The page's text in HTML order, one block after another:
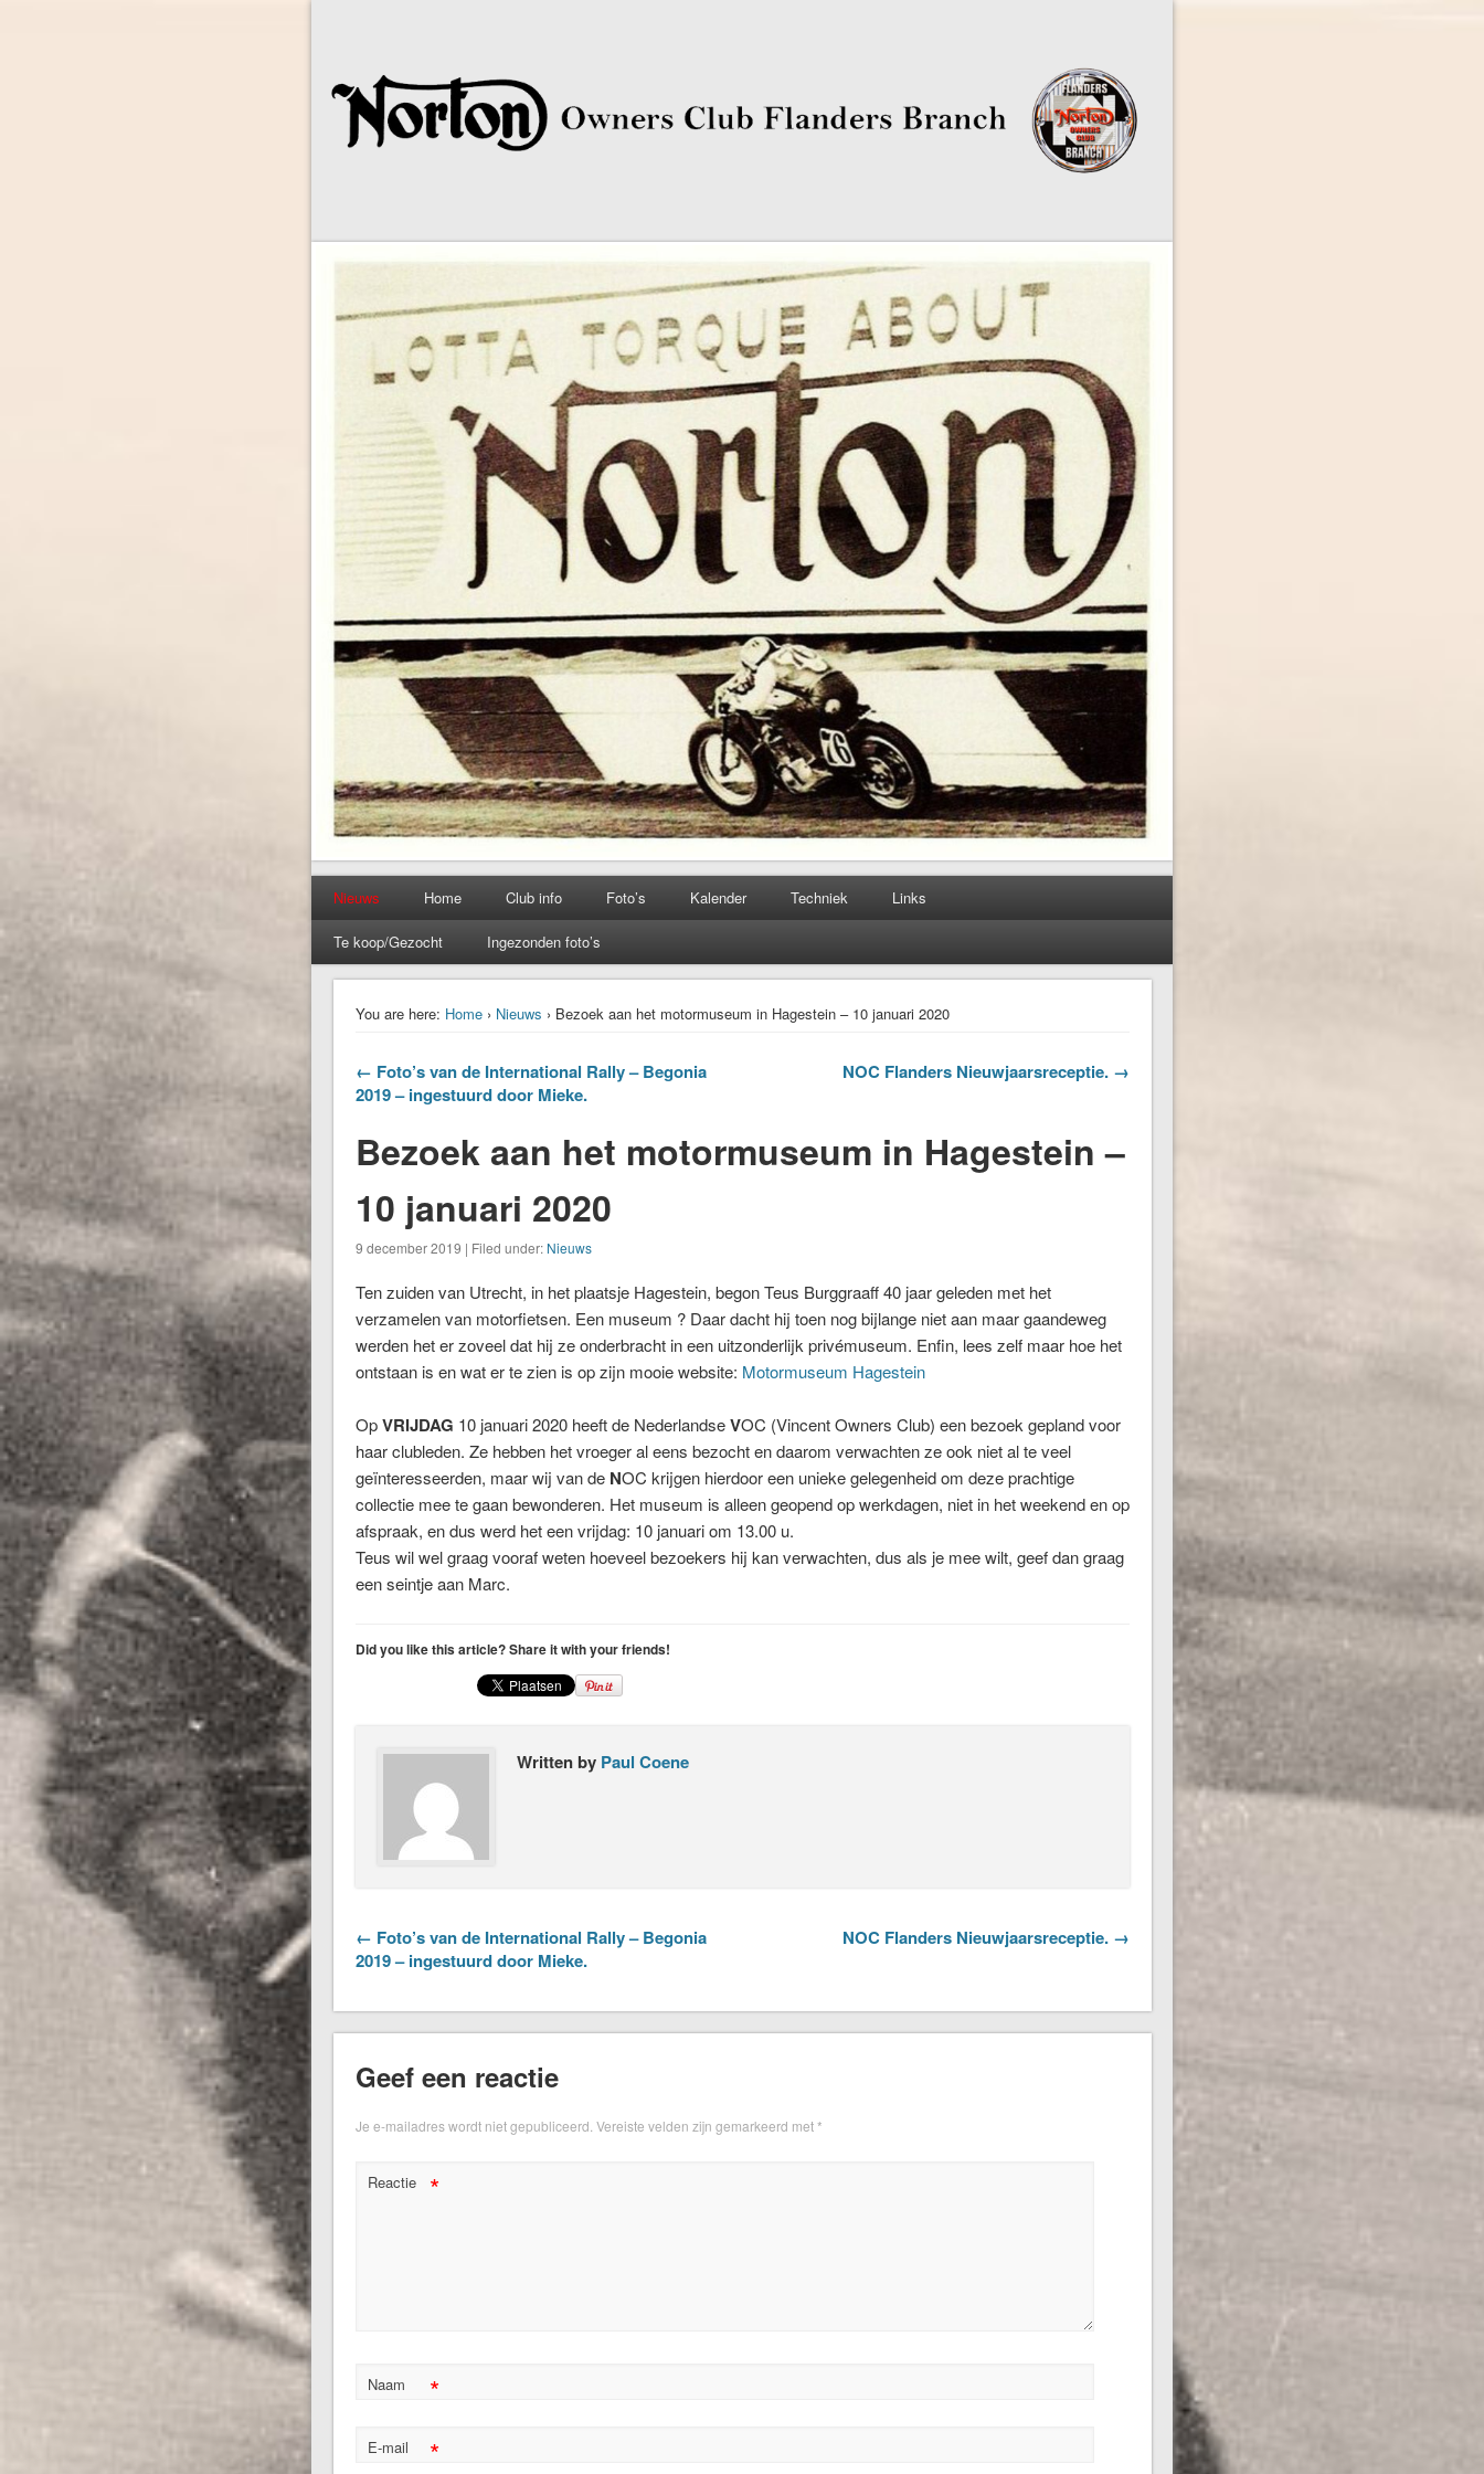
Norton Owners Club Flanders Branch
Nieuws Home Club info Foto’s Kalender Techniek Links
Te koop/Gezocht Ingezonden foto’s
You are here: Home› Nieuws › Bezoek aan het motormuseum in Hagestein – 10 januari 2020
← Foto’s van de International Rally – Begonia
2019 – ingestuurd door Mieke.
NOC Flanders Nieuwjaarsreceptie. →
Bezoek aan het motormuseum in Hagestein –
10 januari 2020
9 december 2019 | Filed under: Nieuws
Ten zuiden van Utrecht, in het plaatsje Hagestein, begon Teus Burggraaff 40 jaar geleden met het
verzamelen van motorfietsen. Een museum ? Daar dacht hij toen nog bijlange niet aan maar gaandeweg
werden het er zoveel dat hij ze onderbracht in een uitzonderlijk privémuseum. Enfin, lees zelf maar hoe het
ontstaan is en wat er te zien is op zijn mooie website: Motormuseum Hagestein
OpVRIJDAG 10 januari 2020 heeft de NederlandseVOC (Vincent Owners Club) een bezoek gepland voor
haar clubleden. Ze hebben het vroeger al eens bezocht en daarom verwachten ze ook niet al te veel
geïnteresseerden, maar wij van de NOC krijgen hierdoor een unieke gelegenheid om deze prachtige
collectie mee te gaan bewonderen. Het museum is alleen geopend op werkdagen, niet in het weekend en op
afspraak, en dus werd het een vrijdag: 10 januari om 13.00 u.
Teus wil wel graag vooraf weten hoeveel bezoekers hij kan verwachten, dus als je mee wilt, geef dan graag
een seintje aan Marc.
Did you like this article? Share it with your friends!
Written by Paul Coene
← Foto’s van de International Rally – Begonia
2019 – ingestuurd door Mieke.
NOC Flanders Nieuwjaarsreceptie. →
Geef een reactie
Je e-mailadres wordt niet gepubliceerd. Vereiste velden zijn gemarkeerd met*
Reactie *
Naam *
E-mail *